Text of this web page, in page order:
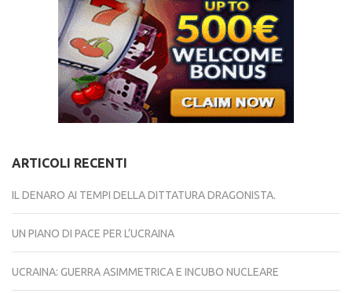
ARTICOLI RECENTI
IL DENARO AI TEMPI DELLA DITTATURA DRAGONISTA.
UN PIANO DI PACE PER L’UCRAINA
UCRAINA: GUERRA ASIMMETRICA E INCUBO NUCLEARE